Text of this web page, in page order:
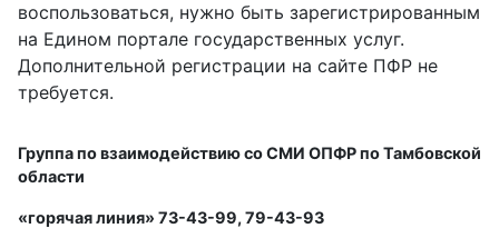
воспользоваться, нужно быть зарегистрированным
на Едином портале государственных услуг.
Дополнительной регистрации на сайте ПФР не
требуется.
Группа по взаимодействию со СМИ ОПФР по Тамбовской
области
«горячая линия» 73-43-99, 79-43-93